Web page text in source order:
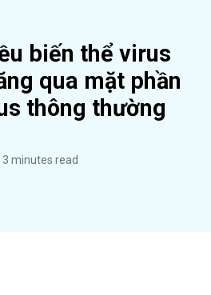
biến thể virus
qua mặt phần
thông thường
3 minutes read